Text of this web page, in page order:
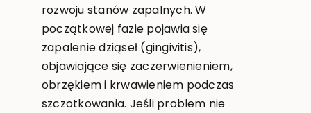
rozwoju stanów zapalnych. W
początkowej fazie pojawia się
zapalenie dziąseł (gingivitis),
objawiające się zaczerwienieniem,
obrzękiem i krwawieniem podczas
szczotkowania. Jeśli problem nie